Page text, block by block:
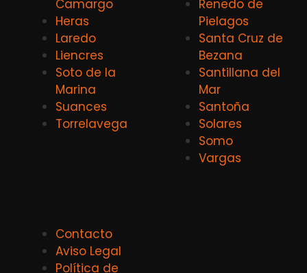
Camargo
Heras
Laredo
Liencres
Soto de la
Marina
Suances
Torrelavega
Renedo de
Pielagos
Santa Cruz de
Bezana
Santillana del
Mar
Santoña
Solares
Somo
Vargas
Contacto
Aviso Legal
Política de